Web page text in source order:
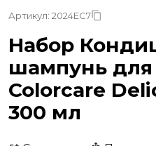
Артикул: 2024EC7
Набор
шампунь для
Colorcare
300 мл